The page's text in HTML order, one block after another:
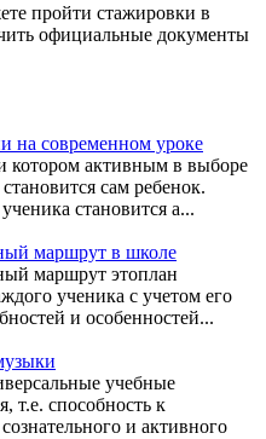
пройти стажировки в
официальные документы
на современном уроке
котором активным в выборе
сам ребенок.
становится а...
маршрут в школе
маршрут этоплан
ученика с учетом его
и особенностей...
учебные
т.е. способность к
и активного